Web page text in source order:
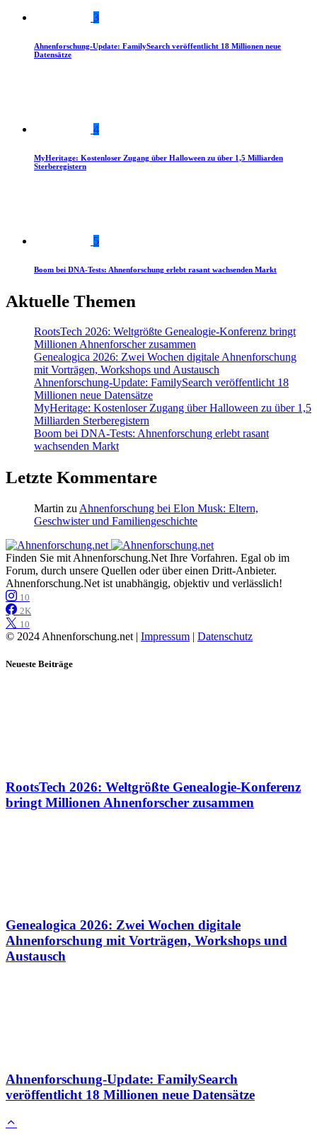
3
Ahnenforschung-Update: FamilySearch veröffentlicht 18 Millionen neue
Datensätze
4
MyHeritage: Kostenloser Zugang über Halloween zu über 1,5 Milliarden
Sterberegistern
5
Boom bei DNA-Tests: Ahnenforschung erlebt rasant wachsenden Markt
Aktuelle Themen
RootsTech 2026: Weltgrößte Genealogie-Konferenz bringt
Millionen Ahnenforscher zusammen
Genealogica 2026: Zwei Wochen digitale Ahnenforschung
mit Vorträgen, Workshops und Austausch
Ahnenforschung-Update: FamilySearch veröffentlicht 18
Millionen neue Datensätze
MyHeritage: Kostenloser Zugang über Halloween zu über 1,5
Milliarden Sterberegistern
Boom bei DNA-Tests: Ahnenforschung erlebt rasant
wachsenden Markt
Letzte Kommentare
Martin zu Ahnenforschung bei Elon Musk: Eltern,
Geschwister und Familiengeschichte
Finden Sie mit Ahnenforschung.Net Ihre Vorfahren. Egal ob im
Forum, durch unsere Quellen oder über einen Dritt-Anbieter.
Ahnenforschung.Net ist unabhängig, objektiv und verlässlich!
10
2K
10
© 2024 Ahnenforschung.net | Impressum | Datenschutz
Neueste Beiträge
RootsTech 2026: Weltgrößte Genealogie-Konferenz
bringt Millionen Ahnenforscher zusammen
Genealogica 2026: Zwei Wochen digitale
Ahnenforschung mit Vorträgen, Workshops und
Austausch
Ahnenforschung-Update: FamilySearch
veröffentlicht 18 Millionen neue Datensätze